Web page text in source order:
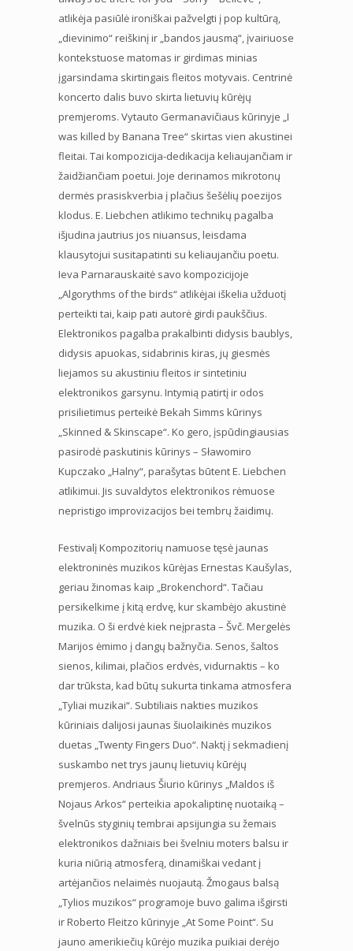
atlikėja pasiūlė ironiškai pažvelgti į pop kultūrą,
„dievinimo“ reiškinį ir „bandos jausmą“, įvairiuose
kontekstuose matomas ir girdimas minias
įgarsindama skirtingais fleitos motyvais. Centrinė
koncerto dalis buvo skirta lietuvių kūrėjų
premjeroms. Vytauto Germanavičiaus kūrinyje „I
was killed by Banana Tree“ skirtas vien akustinei
fleitai. Tai kompozicija-dedikacija keliaujančiam ir
žaidžiančiam poetui. Joje derinamos mikrotonų
dermės prasiskverbia į plačius šešėlių poezijos
klodus. E. Liebchen atlikimo technikų pagalba
išjudina jautrius jos niuansus, leisdama
klausytojui susitapatinti su keliaujančiu poetu.
Ieva Parnarauskaitė savo kompozicijoje
„Algorythms of the birds“ atlikėjai iškelia užduotį
perteikti tai, kaip pati autorė girdi paukščius.
Elektronikos pagalba prakalbinti didysis baublys,
didysis apuokas, sidabrinis kiras, jų giesmės
liejamos su akustiniu fleitos ir sintetiniu
elektronikos garsynu. Intymią patirtį ir odos
prisilietimus perteikė Bekah Simms kūrinys
„Skinned & Skinscape“. Ko gero, įspūdingiausias
pasirodė paskutinis kūrinys – Sławomiro
Kupczako „Halny“, parašytas būtent E. Liebchen
atlikimui. Jis suvaldytos elektronikos rėmuose
nepristigo improvizacijos bei tembrų žaidimų.
Festivalį Kompozitorių namuose tęsė jaunas
elektroninės muzikos kūrėjas Ernestas Kaušylas,
geriau žinomas kaip „Brokenchord“. Tačiau
persikelkime į kitą erdvę, kur skambėjo akustinė
muzika. O ši erdvė kiek neįprasta – Švč. Mergelės
Marijos ėmimo į dangų bažnyčia. Senos, šaltos
sienos, kilimai, plačios erdvės, vidurnaktis – ko
dar trūksta, kad būtų sukurta tinkama atmosfera
„Tyliai muzikai“. Subtiliais nakties muzikos
kūriniais dalijosi jaunas šiuolaikinės muzikos
duetas „Twenty Fingers Duo“. Naktį į sekmadienį
suskambo net trys jaunų lietuvių kūrėjų
premjeros. Andriaus Šiurio kūrinys „Maldos iš
Nojaus Arkos“ perteikia apokaliptinę nuotaiką –
švelnūs styginių tembrai apsijungia su žemais
elektronikos dažniais bei švelniu moters balsu ir
kuria niūrią atmosferą, dinamiškai vedant į
artėjančios nelaimės nuojautą. Žmogaus balsą
„Tylios muzikos“ programoje buvo galima išgirsti
ir Roberto Fleitzo kūrinyje „At Some Point“. Su
jauno amerikiečių kūrėjo muzika puikiai derėjo